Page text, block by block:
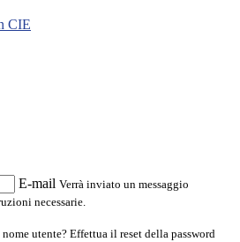
CIE
E-mail Verrà inviato un messaggio
necessarie.
utente? Effettua il reset della password